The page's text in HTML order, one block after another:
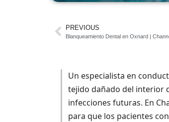
PREVIOUS
Blanqueamiento Dental en Oxnard |
Un especialista en
tejido dañado del interior
infecciones futuras. En
para que los pacientes